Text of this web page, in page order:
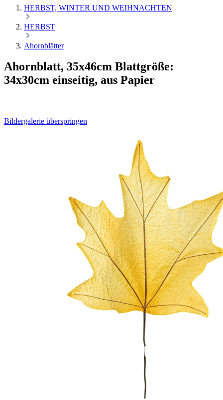
HERBST, WINTER UND WEIHNACHTEN
HERBST
Ahornblätter
Ahornblatt, 35x46cm Blattgröße:
34x30cm einseitig, aus Papier
Bildergalerie überspringen